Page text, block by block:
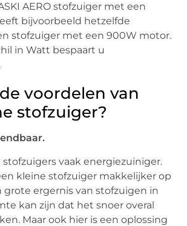
AERO stofzuiger met een
bijvoorbeeld hetzelfde
stofzuiger met een 900W motor.
in Watt bespaart u
voordelen van
stofzuiger?
stofzuigers vaak energiezuiniger.
kleine stofzuiger makkelijker op
grote ergernis van stofzuigen in
kan zijn dat het snoer overal
Maar ook hier is een oplossing